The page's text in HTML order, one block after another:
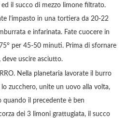
il succo di mezzo limone filtrato.
l’impasto in una tortiera da 20-22
e infarinata. Fate cuocere in
per 45-50 minuti. Prima di sfornare
uscire asciutto.
Nella planetaria lavorate il burro
zucchero, unite un uovo alla volta,
quando il precedente è ben
dei 3 limoni grattugiata, il succo